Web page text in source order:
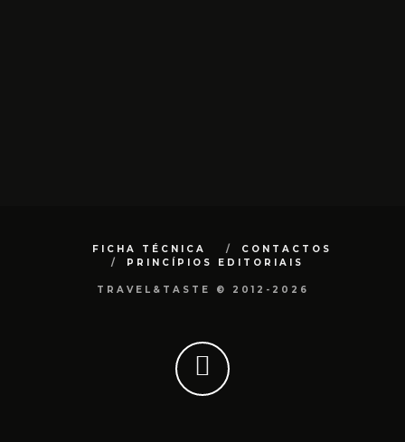
FICHA TÉCNICA
CONTACTOS
PRINCÍPIOS EDITORIAIS
TRAVEL&TASTE © 2012-2026